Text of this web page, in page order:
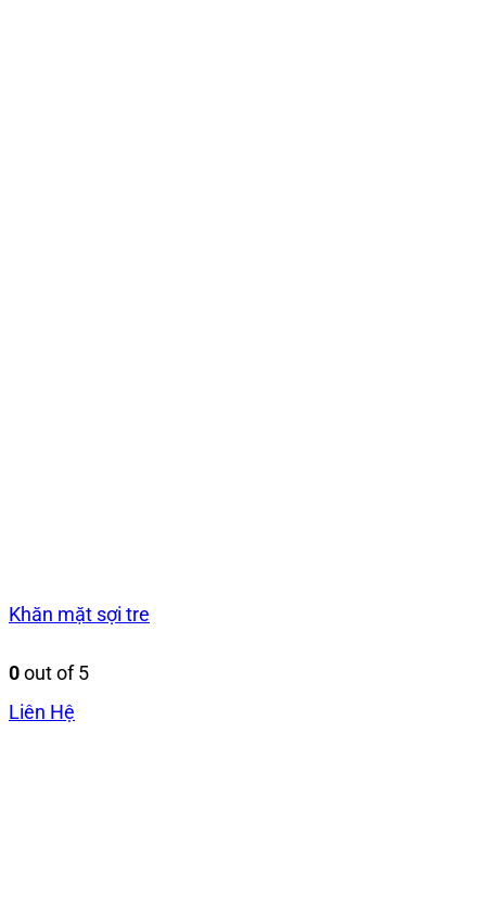
Khăn mặt sợi tre
0out of 5
Liên Hệ